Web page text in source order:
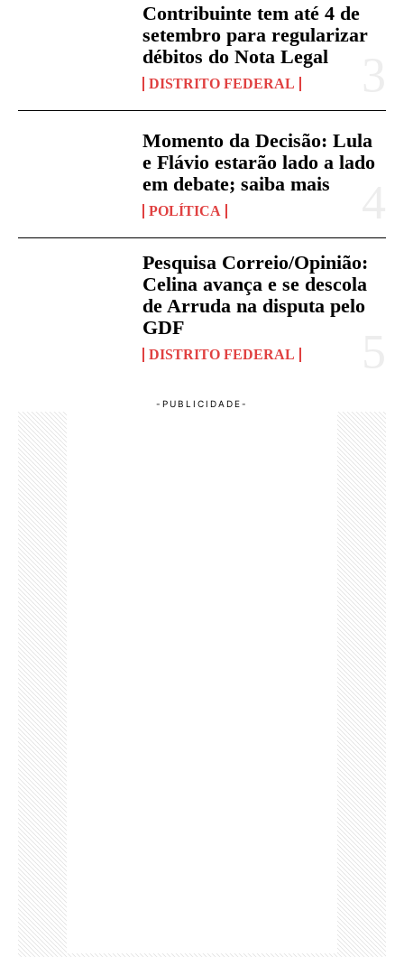
Contribuinte tem até 4 de
setembro para regularizar
débitos do Nota Legal
DISTRITO FEDERAL
Momento da Decisão: Lula
e Flávio estarão lado a lado
em debate; saiba mais
POLÍTICA
Pesquisa Correio/Opinião:
Celina avança e se descola
de Arruda na disputa pelo
GDF
DISTRITO FEDERAL